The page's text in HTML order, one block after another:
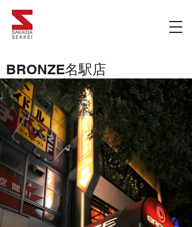
​BRONZE名駅店